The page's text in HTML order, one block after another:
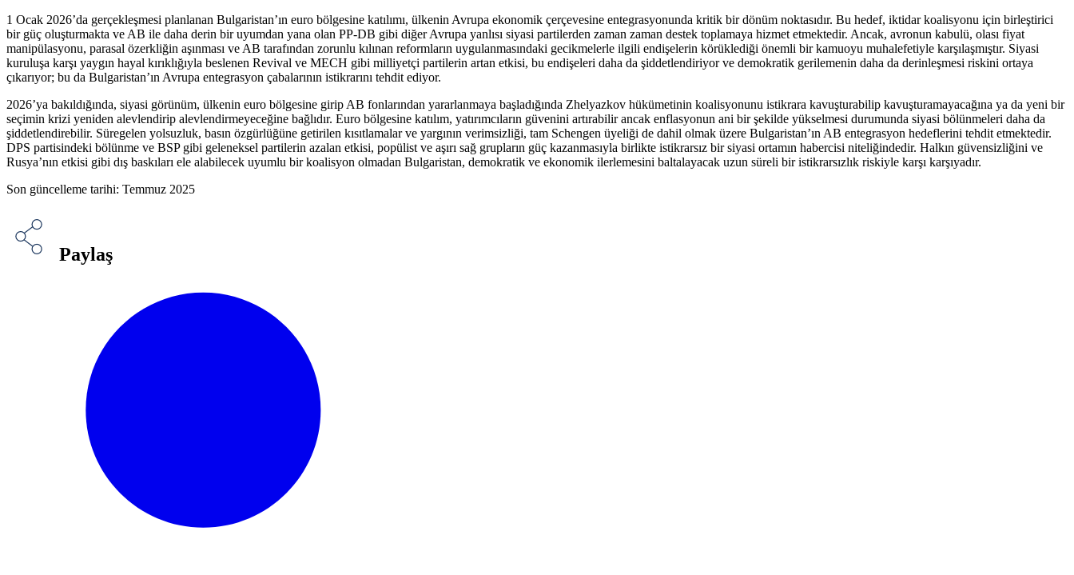
1 Ocak 2026’da gerçekleşmesi planlanan Bulgaristan’ın euro bölgesine katılımı, ülkenin Avrupa ekonomik çerçevesine entegrasyonunda kritik bir dönüm noktasıdır. Bu hedef, iktidar koalisyonu için birleştirici
bir güç oluşturmakta ve AB ile daha derin bir uyumdan yana olan PP-DB gibi diğer Avrupa yanlısı siyasi partilerden zaman zaman destek toplamaya hizmet etmektedir. Ancak, avronun kabulü, olası fiyat
manipülasyonu, parasal özerkliğin aşınması ve AB tarafından zorunlu kılınan reformların uygulanmasındaki gecikmelerle ilgili endişelerin körüklediği önemli bir kamuoyu muhalefetiyle karşılaşmıştır. Siyasi
kuruluşa karşı yaygın hayal kırıklığıyla beslenen Revival ve MECH gibi milliyetçi partilerin artan etkisi, bu endişeleri daha da şiddetlendiriyor ve demokratik gerilemenin daha da derinleşmesi riskini ortaya
çıkarıyor; bu da Bulgaristan’ın Avrupa entegrasyon çabalarının istikrarını tehdit ediyor.
2026’ya bakıldığında, siyasi görünüm, ülkenin euro bölgesine girip AB fonlarından yararlanmaya başladığında Zhelyazkov hükümetinin koalisyonunu istikrara kavuşturabilip kavuşturamayacağına ya da yeni bir
seçimin krizi yeniden alevlendirip alevlendirmeyeceğine bağlıdır. Euro bölgesine katılım, yatırımcıların güvenini artırabilir ancak enflasyonun ani bir şekilde yükselmesi durumunda siyasi bölünmeleri daha da
şiddetlendirebilir. Süregelen yolsuzluk, basın özgürlüğüne getirilen kısıtlamalar ve yargının verimsizliği, tam Schengen üyeliği de dahil olmak üzere Bulgaristan’ın AB entegrasyon hedeflerini tehdit etmektedir.
DPS partisindeki bölünme ve BSP gibi geleneksel partilerin azalan etkisi, popülist ve aşırı sağ grupların güç kazanmasıyla birlikte istikrarsız bir siyasi ortamın habercisi niteliğindedir. Halkın güvensizliğini ve
Rusya’nın etkisi gibi dış baskıları ele alabilecek uyumlu bir koalisyon olmadan Bulgaristan, demokratik ve ekonomik ilerlemesini baltalayacak uzun süreli bir istikrarsızlık riskiyle karşı karşıyadır.
Son güncelleme tarihi: Temmuz 2025
Paylaş